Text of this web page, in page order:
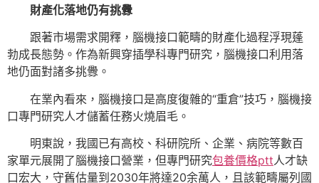
財產化落地仍有挑釁
跟著市場需求開釋，腦機接口範疇的財產化過程浮現蓬
勃成長態勢。作為新興穿插學科專門研究，腦機接口利用落
地仍面對諸多挑釁。
在業內看來，腦機接口是高度復雜的“重倉”技巧，腦機接
口專門研究人才儲蓄任務火燒眉毛。
明東說，我國已有高校、科研院所、企業、病院等數百
家單元展開了腦機接口營業，但專門研究包養價格ptt人才缺
口宏大，守舊估量到2030年將達20余萬人，且該範疇屬列國